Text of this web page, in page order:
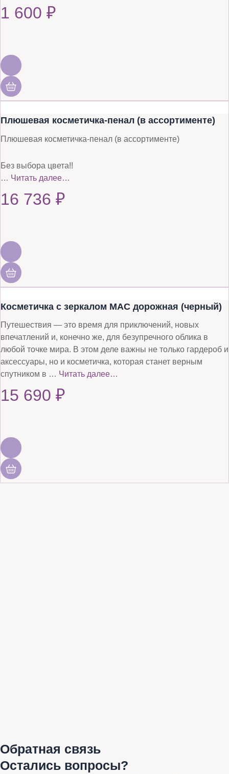
1 600 ₽
Плюшевая косметичка-пенал (в ассортименте)
Плюшевая косметичка-пенал (в ассортименте)
Без выбора цвета!!
… Читать далее…
16 736 ₽
Косметичка с зеркалом MAC дорожная (черный)
Путешествия — это время для приключений, новых
впечатлений и, конечно же, для безупречного облика в
любой точке мира. В этом деле важны не только гардероб и
аксессуары, но и косметичка, которая станет верным
спутником в … Читать далее…
15 690 ₽
Обратная связь
Остались вопросы?